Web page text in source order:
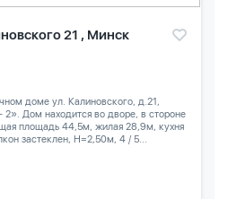
21 , Минск
доме ул. Калиновского, д.21,
Дом находится во дворе, в стороне
площадь 44,5м, жилая 28,9м, кухня
застеклен, Н=2,50м, 4 / 5...